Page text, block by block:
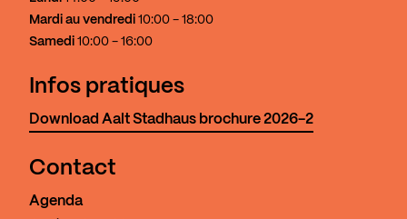
Mardi au vendredi 10:00 - 18:00
Samedi 10:00 - 16:00
Infos pratiques
Download Aalt Stadhaus brochure 2026-2
Contact
Agenda